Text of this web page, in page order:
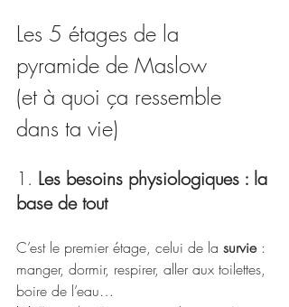
Les 5 étages de la
pyramide de Maslow
(et à quoi ça ressemble
dans ta vie)
1. Les besoins physiologiques : la
base de tout
C’est le premier étage, celui de la survie :
manger, dormir, respirer, aller aux toilettes,
boire de l’eau…